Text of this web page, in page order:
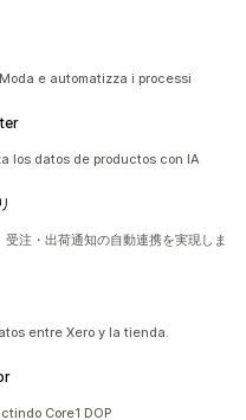
e automatizza i processi
los datos de productos con IA
注・出荷通知の自動連携を実現しま
entre Xero y la tienda.
Core1 DOP